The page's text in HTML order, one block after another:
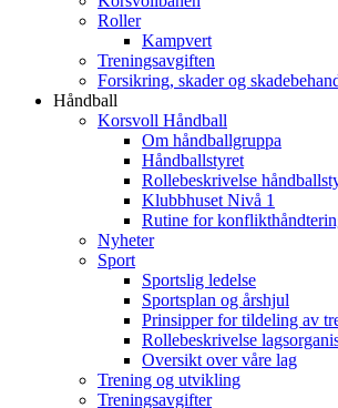
Roller
Kampvert
Treningsavgiften
Forsikring, skader og
Håndball
Korsvoll Håndball
Om håndballgruppa
Håndballstyret
Rollebeskrivelse
Klubbhuset Nivå 1
Rutine for
Nyheter
Sport
Sportslig ledelse
Sportsplan og årshjul
Prinsipper for tildeling av
Rollebeskrivelse
Oversikt over våre lag
Trening og utvikling
Treningsavgifter